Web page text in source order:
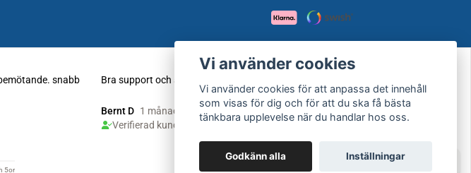
Vi använder cookies
Vi använder cookies för att anpassa det innehåll
som visas för dig och för att du ska få bästa
tänkbara upplevelse när du handlar hos oss.
Godkänn alla Inställningar